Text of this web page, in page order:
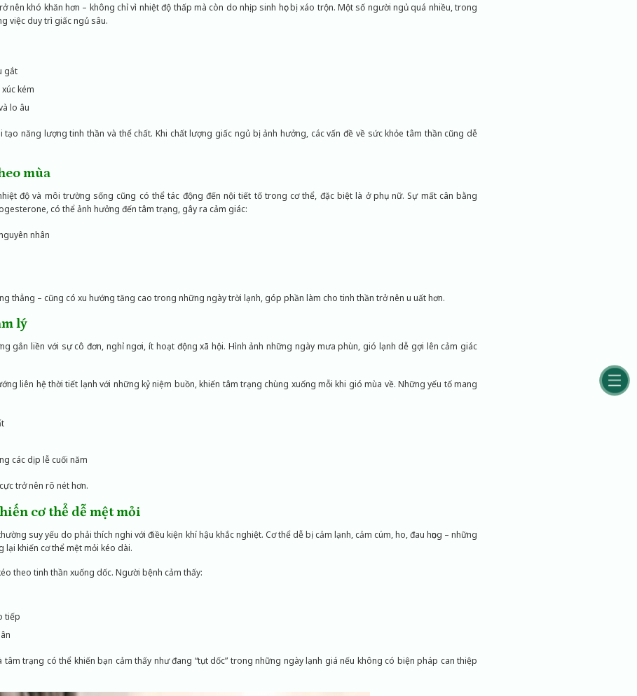
nên khó khăn hơn – không chỉ vì nhiệt độ thấp mà còn do nhịp sinh học bị xáo trộn. Một số người ngủ quá nhiều, trong
việc duy trì giấc ngủ sâu.
gắt
kém
lo âu
tạo năng lượng tinh thần và thể chất. Khi chất lượng giấc ngủ bị ảnh hưởng, các vấn đề về sức khỏe tâm thần cũng dễ
mùa
độ và môi trường sống cũng có thể tác động đến nội tiết tố trong cơ thể, đặc biệt là ở phụ nữ. Sự mất cân bằng
có thể ảnh hưởng đến tâm trạng, gây ra cảm giác:
nhân
thẳng – cũng có xu hướng tăng cao trong những ngày trời lạnh, góp phần làm cho tinh thần trở nên u uất hơn.
lý
gắn liền với sự cô đơn, nghỉ ngơi, ít hoạt động xã hội. Hình ảnh những ngày mưa phùn, gió lạnh dễ gợi lên cảm giác
liên hệ thời tiết lạnh với những kỷ niệm buồn, khiến tâm trạng chùng xuống mỗi khi gió mùa về. Những yếu tố mang
các dịp lễ cuối năm
trở nên rõ nét hơn.
cơ thể dễ mệt mỏi
suy yếu do phải thích nghi với điều kiện khí hậu khắc nghiệt. Cơ thể dễ bị cảm lạnh, cảm cúm, ho, đau họng – những
lại khiến cơ thể mệt mỏi kéo dài.
theo tinh thần xuống dốc. Người bệnh cảm thấy:
tiếp
trạng có thể khiến bạn cảm thấy như đang “tụt dốc” trong những ngày lạnh giá nếu không có biện pháp can thiệp